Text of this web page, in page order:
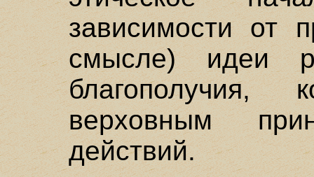
зависимости от
смысле) идеи
благополучия,
верховным
действий.